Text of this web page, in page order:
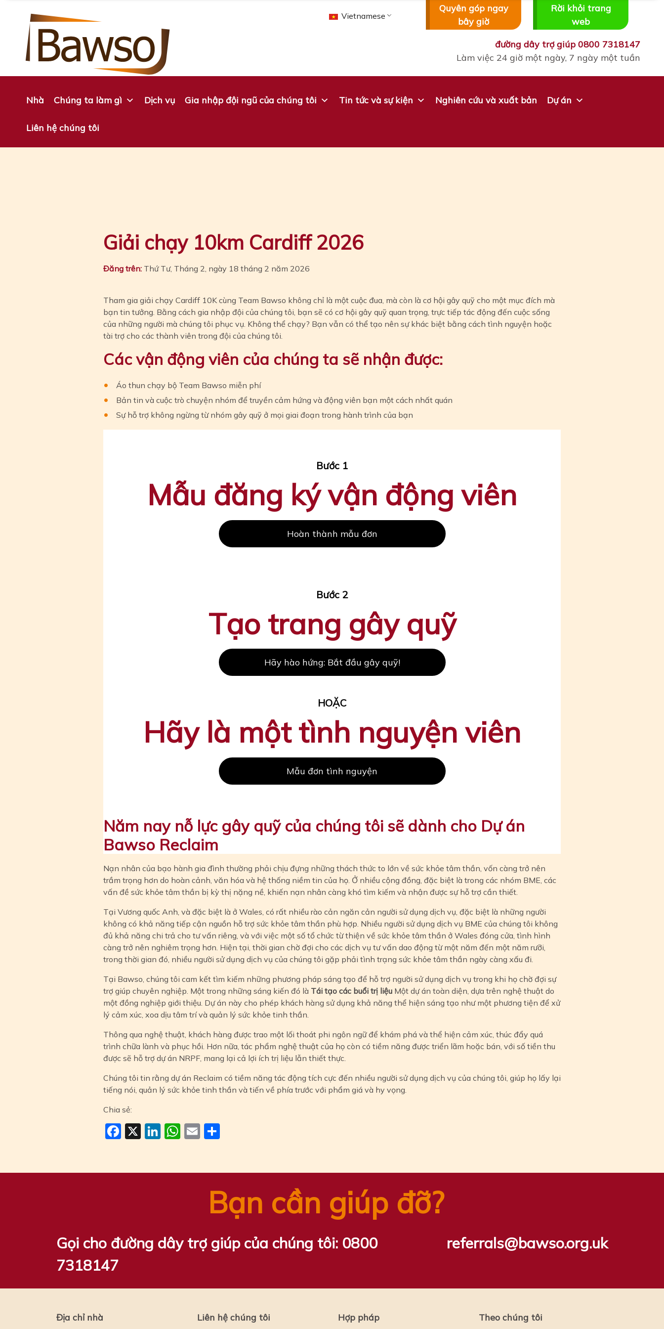
Vietnamese
Quyên góp ngay
bây giờ
Rời khỏi trang
web
đường dây trợ giúp 0800 7318147
Làm việc 24 giờ một ngày, 7 ngày một tuần
Nhà Chúng ta làm gì Dịch vụ Gia nhập đội ngũ của chúng tôi Tin tức và sự kiện Nghiên cứu và xuất bản Dự án
Liên hệ chúng tôi
Giải chạy 10km Cardiff 2026
Đăng trên: Thứ Tư, Tháng 2, ngày 18 tháng 2 năm 2026
Tham gia giải chạy Cardiff 10K cùng Team Bawso không chỉ là một cuộc đua, mà còn là cơ hội gây quỹ cho một mục đích mà
bạn tin tưởng. Bằng cách gia nhập đội của chúng tôi, bạn sẽ có cơ hội gây quỹ quan trọng, trực tiếp tác động đến cuộc sống
của những người mà chúng tôi phục vụ. Không thể chạy? Bạn vẫn có thể tạo nên sự khác biệt bằng cách tình nguyện hoặc
tài trợ cho các thành viên trong đội của chúng tôi.
Các vận động viên của chúng ta sẽ nhận được:
Áo thun chạy bộ Team Bawso miễn phí
Bản tin và cuộc trò chuyện nhóm để truyền cảm hứng và động viên bạn một cách nhất quán
Sự hỗ trợ không ngừng từ nhóm gây quỹ ở mọi giai đoạn trong hành trình của bạn
Bước 1
Mẫu đăng ký vận động viên
Hoàn thành mẫu đơn
Bước 2
Tạo trang gây quỹ
Hãy hào hứng: Bắt đầu gây quỹ!
HOẶC
Hãy là một tình nguyện viên
Mẫu đơn tình nguyện
Năm nay nỗ lực gây quỹ của chúng tôi sẽ dành cho Dự án
Bawso Reclaim
Nạn nhân của bạo hành gia đình thường phải chịu đựng những thách thức to lớn về sức khỏe tâm thần, vốn càng trở nên
trầm trọng hơn do hoàn cảnh, văn hóa và hệ thống niềm tin của họ. Ở nhiều cộng đồng, đặc biệt là trong các nhóm BME, các
vấn đề sức khỏe tâm thần bị kỳ thị nặng nề, khiến nạn nhân càng khó tìm kiếm và nhận được sự hỗ trợ cần thiết.
Tại Vương quốc Anh, và đặc biệt là ở Wales, có rất nhiều rào cản ngăn cản người sử dụng dịch vụ, đặc biệt là những người
không có khả năng tiếp cận nguồn hỗ trợ sức khỏe tâm thần phù hợp. Nhiều người sử dụng dịch vụ BME của chúng tôi không
đủ khả năng chi trả cho tư vấn riêng, và với việc một số tổ chức từ thiện về sức khỏe tâm thần ở Wales đóng cửa, tình hình
càng trở nên nghiêm trọng hơn. Hiện tại, thời gian chờ đợi cho các dịch vụ tư vấn dao động từ một năm đến một năm rưỡi,
trong thời gian đó, nhiều người sử dụng dịch vụ của chúng tôi gặp phải tình trạng sức khỏe tâm thần ngày càng xấu đi.
Tại Bawso, chúng tôi cam kết tìm kiếm những phương pháp sáng tạo để hỗ trợ người sử dụng dịch vụ trong khi họ chờ đợi sự
trợ giúp chuyên nghiệp. Một trong những sáng kiến đó là Tái tạo các buổi trị liệu Một dự án toàn diện, dựa trên nghệ thuật do
một đồng nghiệp giới thiệu. Dự án này cho phép khách hàng sử dụng khả năng thể hiện sáng tạo như một phương tiện để xử
lý cảm xúc, xoa dịu tâm trí và quản lý sức khỏe tinh thần.
Thông qua nghệ thuật, khách hàng được trao một lối thoát phi ngôn ngữ để khám phá và thể hiện cảm xúc, thúc đẩy quá
trình chữa lành và phục hồi. Hơn nữa, tác phẩm nghệ thuật của họ còn có tiềm năng được triển lãm hoặc bán, với số tiền thu
được sẽ hỗ trợ dự án NRPF, mang lại cả lợi ích trị liệu lẫn thiết thực.
Chúng tôi tin rằng dự án Reclaim có tiềm năng tác động tích cực đến nhiều người sử dụng dịch vụ của chúng tôi, giúp họ lấy lại
tiếng nói, quản lý sức khỏe tinh thần và tiến về phía trước với phẩm giá và hy vọng.
Chia sẻ:
Facebook
X LinkedIn
WhatsApp
Email
Bạn cần giúp đỡ?
Gọi cho đường dây trợ giúp của chúng tôi: 0800
7318147
referrals@bawso.org.uk
Địa chỉ nhà Liên hệ chúng tôi Hợp pháp Theo chúng tôi